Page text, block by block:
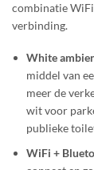
combinatie
verbinding.
White
middel van
meer de
wit voor
publieke
WiFi +